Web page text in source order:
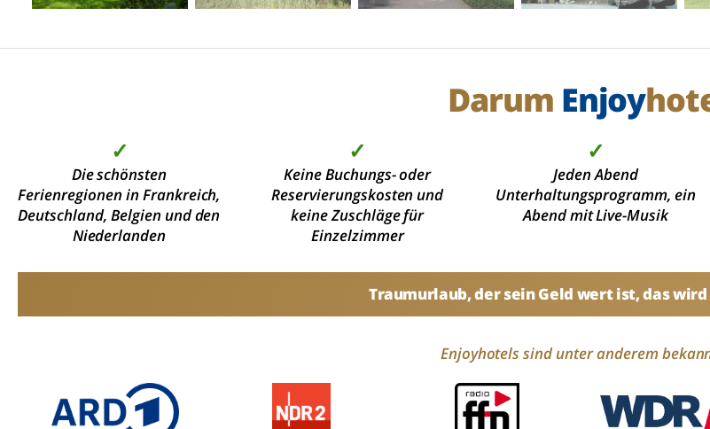
Darum Enjoy
✓
Die schönsten
Ferienregionen in Frankreich,
Deutschland, Belgien und den
Niederlanden
✓
Keine Buchungs- oder
Reservierungskosten und
keine Zuschläge für
Einzelzimmer
✓
Jeden Abend
Unterhaltungsprogramm, ein
Abend mit Live-Musik
Traumurlaub, der sein Geld wert ist, das
Enjoyhotels sind unter anderem